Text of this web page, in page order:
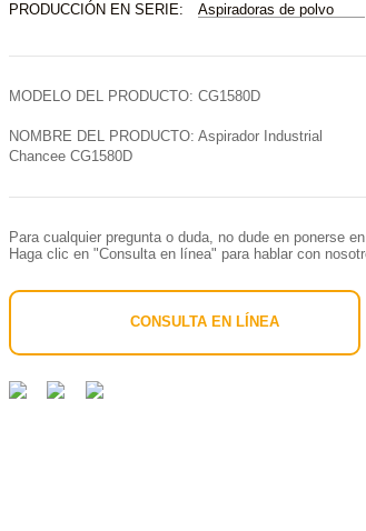
PRODUCCIÓN EN SERIE: Aspiradoras de polvo
MODELO DEL PRODUCTO:CG1580D
NOMBRE DEL PRODUCTO:Aspirador Industrial
Chancee CG1580D
Para cualquier pregunta o duda, no dude en ponerse
Haga clic en "Consulta en línea" para hablar con
CONSULTA EN LÍNEA